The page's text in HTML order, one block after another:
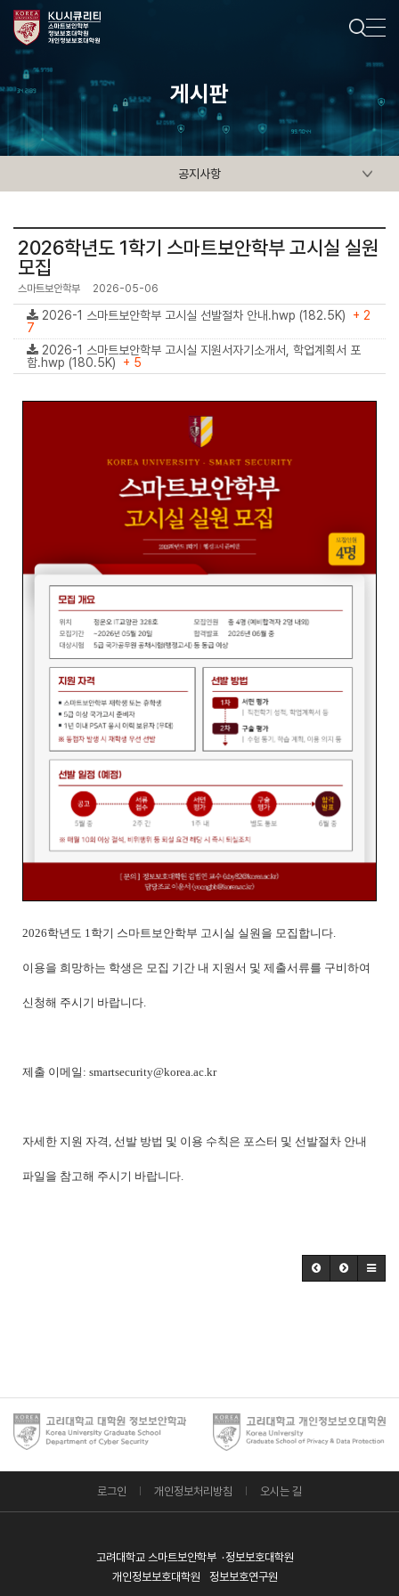
게시판
공지사항
2026학년도 1학기 스마트보안학부 고시실 실원
모집
스마트보안학부 2026-05-06
2026-1 스마트보안학부 고시실 선발절차 안내.hwp (182.5K) + 2
7
2026-1 스마트보안학부 고시실 지원서자기소개서, 학업계획서 포
함.hwp (180.5K) + 5
2026학년도 1학기 스마트보안학부 고시실 실원을 모집합니다.
이용을 희망하는 학생은 모집 기간 내 지원서 및 제출서류를 구비하여
신청해 주시기 바랍니다.
제출 이메일: smartsecurity@korea.ac.kr
자세한 지원 자격, 선발 방법 및 이용 수칙은 포스터 및 선발절차 안내
파일을 참고해 주시기 바랍니다.
로그인 개인정보처리방침 오시는 길
고려대학교 스마트보안학부
정보보호대학원
개인정보보호대학원
정보보호연구원